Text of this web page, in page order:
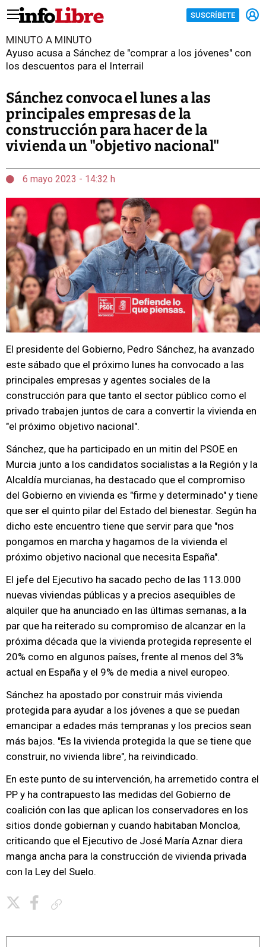
SUSCRÍBETE
MINUTO A MINUTO
Ayuso acusa a Sánchez de "comprar a los jóvenes" con
los descuentos para el Interrail
Sánchez convoca el lunes a las
principales empresas de la
construcción para hacer de la
vivienda un "objetivo nacional"
6 mayo 2023 - 14:32 h
El presidente del Gobierno, Pedro Sánchez, ha avanzado
este sábado que el próximo lunes ha convocado a las
principales empresas y agentes sociales de la
construcción para que tanto el sector público como el
privado trabajen juntos de cara a convertir la vivienda en
"el próximo objetivo nacional".
Sánchez, que ha participado en un mitin del PSOE en
Murcia junto a los candidatos socialistas a la Región y la
Alcaldía murcianas, ha destacado que el compromiso
del Gobierno en vivienda es "firme y determinado" y tiene
que ser el quinto pilar del Estado del bienestar. Según ha
dicho este encuentro tiene que servir para que "nos
pongamos en marcha y hagamos de la vivienda el
próximo objetivo nacional que necesita España".
El jefe del Ejecutivo ha sacado pecho de las 113.000
nuevas viviendas públicas y a precios asequibles de
alquiler que ha anunciado en las últimas semanas, a la
par que ha reiterado su compromiso de alcanzar en la
próxima década que la vivienda protegida represente el
20% como en algunos países, frente al menos del 3%
actual en España y el 9% de media a nivel europeo.
Sánchez ha apostado por construir más vivienda
protegida para ayudar a los jóvenes a que se puedan
emancipar a edades más tempranas y los precios sean
más bajos. "Es la vivienda protegida la que se tiene que
construir, no vivienda libre", ha reivindicado.
En este punto de su intervención, ha arremetido contra el
PP y ha contrapuesto las medidas del Gobierno de
coalición con las que aplican los conservadores en los
sitios donde gobiernan y cuando habitaban Moncloa,
criticando que el Ejecutivo de José María Aznar diera
manga ancha para la construcción de vivienda privada
con la Ley del Suelo.